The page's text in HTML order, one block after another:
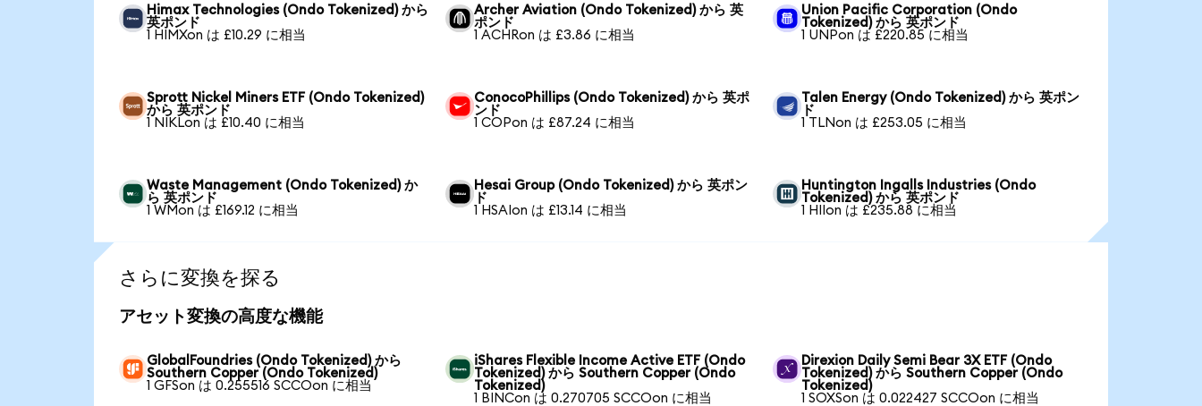
Himax Technologies (Ondo Tokenized) から
英ポンド
1 HIMXon は £10.29 に相当
Archer Aviation (Ondo Tokenized) から 英
ポンド
1 ACHRon は £3.86 に相当
Union Pacific Corporation (Ondo
Tokenized) から 英ポンド
1 UNPon は £220.85 に相当
Sprott Nickel Miners ETF (Ondo Tokenized)
から 英ポンド
1 NIKLon は £10.40 に相当
ConocoPhillips (Ondo Tokenized) から 英ポ
ンド
1 COPon は £87.24 に相当
Talen Energy (Ondo Tokenized) から 英ポン
ド
1 TLNon は £253.05 に相当
Waste Management (Ondo Tokenized) か
ら 英ポンド
1 WMon は £169.12 に相当
Hesai Group (Ondo Tokenized) から 英ポン
ド
1 HSAIon は £13.14 に相当
Huntington Ingalls Industries (Ondo
Tokenized) から 英ポンド
1 HIIon は £235.88 に相当
さらに変換を探る
アセット変換の高度な機能
GlobalFoundries (Ondo Tokenized) から
Southern Copper (Ondo Tokenized)
1 GFSon は 0.255516 SCCOon に相当
iShares Flexible Income Active ETF (Ondo
Tokenized) から Southern Copper (Ondo
Tokenized)
1 BINCon は 0.270705 SCCOon に相当
Direxion Daily Semi Bear 3X ETF (Ondo
Tokenized) から Southern Copper (Ondo
Tokenized)
1 SOXSon は 0.022427 SCCOon に相当